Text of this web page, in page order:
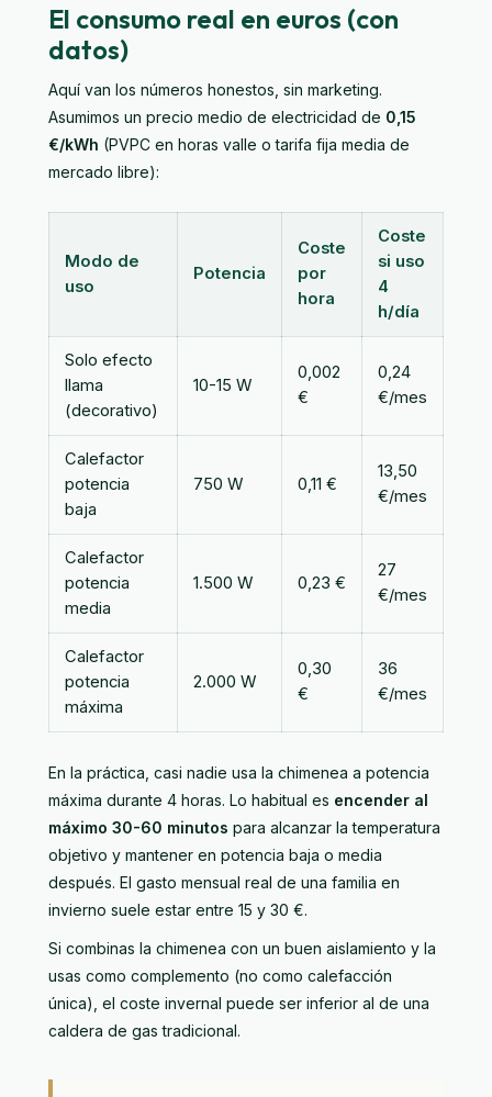
El consumo real en euros (con
datos)
Aquí van los números honestos, sin marketing.
Asumimos un precio medio de electricidad de 0,15
€/kWh (PVPC en horas valle o tarifa fija media de
mercado libre):
Modo de
uso
Potencia
Coste
por
hora
Coste
si uso
4
h/día
Solo efecto
llama
(decorativo)
10-15 W
0,002
€
0,24
€/mes
Calefactor
potencia
baja
750 W 0,11 €
13,50
€/mes
Calefactor
potencia
media
1.500 W 0,23 €
27
€/mes
Calefactor
potencia
máxima
2.000 W
0,30
€
36
€/mes
En la práctica, casi nadie usa la chimenea a potencia
máxima durante 4 horas. Lo habitual es encender al
máximo 30-60 minutos para alcanzar la temperatura
objetivo y mantener en potencia baja o media
después. El gasto mensual real de una familia en
invierno suele estar entre 15 y 30 €.
Si combinas la chimenea con un buen aislamiento y la
usas como complemento (no como calefacción
única), el coste invernal puede ser inferior al de una
caldera de gas tradicional.